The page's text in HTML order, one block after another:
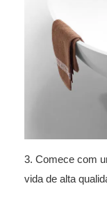
3. Comece com
vida de alta